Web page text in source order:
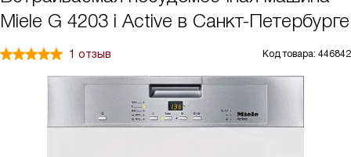
Miele G 4203 i Active в Санкт-Петербурге
1 отзыв Код товара: 446842